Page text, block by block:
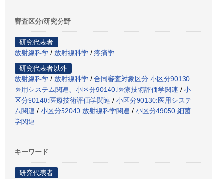
審査区分/研究分野
研究代表者
放射線科学 / 放射線科学 / 疼痛学
研究代表者以外
放射線科学 / 放射線科学 / 合同審査対象区分:小区分90130:
医用システム関連、小区分90140:医療技術評価学関連 / 小
区分90140:医療技術評価学関連 / 小区分90130:医用システ
ム関連 / 小区分52040:放射線科学関連 / 小区分49050:細菌
学関連
キーワード
研究代表者